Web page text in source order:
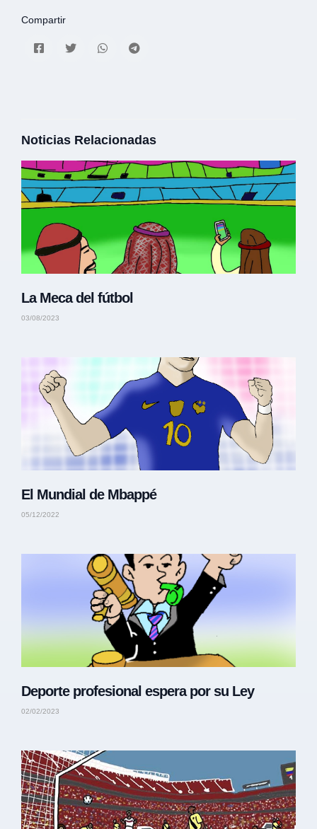
Compartir
Noticias Relacionadas
La Meca del fútbol
03/08/2023
El Mundial de Mbappé
05/12/2022
Deporte profesional espera por su Ley
02/02/2023